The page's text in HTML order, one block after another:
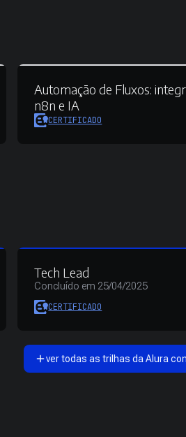
Automação de Fluxos:
n8n e IA
CERTIFICADO
Tech Lead
Concluído em 25/04/2025
CERTIFICADO
ver todas as trilhas da Alura